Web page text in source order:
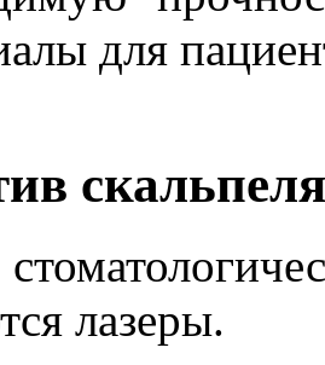
для
скальпеля
лазеры.